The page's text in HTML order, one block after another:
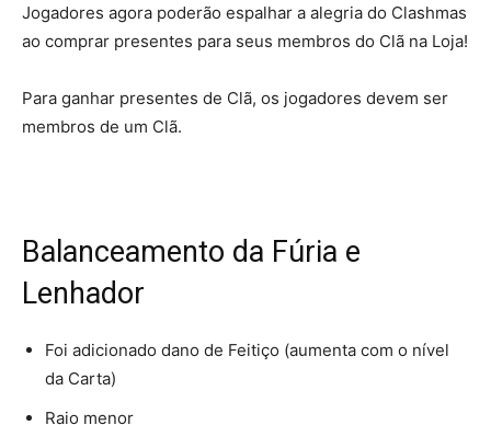
Jogadores agora poderão espalhar a alegria do Clashmas
ao comprar presentes para seus membros do Clã na Loja!
Para ganhar presentes de Clã, os jogadores devem ser
membros de um Clã.
Balanceamento da Fúria e
Lenhador
Foi adicionado dano de Feitiço (aumenta com o nível
da Carta)
Raio menor